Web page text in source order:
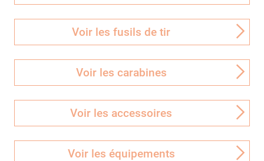
Voir les fusils de tir
Voir les carabines
Voir les accessoires
Voir les équipements